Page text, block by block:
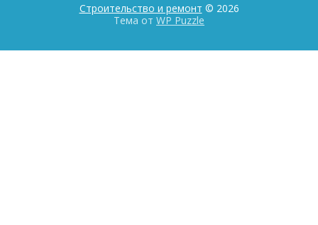
Строительство и ремонт © 2026
Тема от WP Puzzle